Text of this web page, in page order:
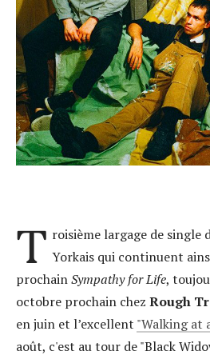
T roisième largage de single
Yorkais qui continuent
prochainSympathy for Life,
octobre prochain chez Rough
en juin et l’excellent "Walking at
août, c'est au tour de "Black